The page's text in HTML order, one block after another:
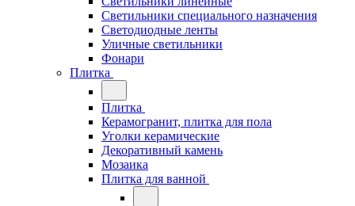
Светильники специального назначения
Светодиодные ленты
Уличные светильники
Фонари
Плитка
Плитка
Керамогранит, плитка для пола
Уголки керамические
Декоративный камень
Мозаика
Плитка для ванной